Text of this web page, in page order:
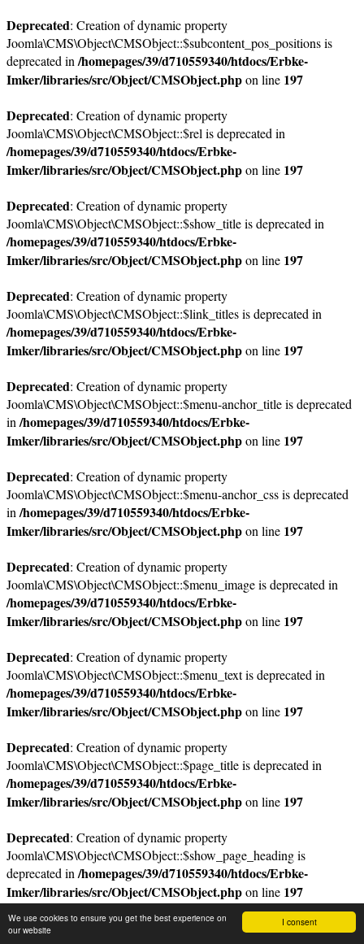
I consent
We use cookies to ensure you get the best experience on
our website
Deprecated: Creation of dynamic property
Joomla\CMS\Object\CMSObject::$subcontent_pos_positions is
deprecated in /homepages/39/d710559340/htdocs/Erbke-
Imker/libraries/src/Object/CMSObject.phpon line 197
Deprecated: Creation of dynamic property
Joomla\CMS\Object\CMSObject::$rel is deprecated in
/homepages/39/d710559340/htdocs/Erbke-
Imker/libraries/src/Object/CMSObject.phpon line 197
Deprecated: Creation of dynamic property
Joomla\CMS\Object\CMSObject::$show_title is deprecated in
/homepages/39/d710559340/htdocs/Erbke-
Imker/libraries/src/Object/CMSObject.phpon line 197
Deprecated: Creation of dynamic property
Joomla\CMS\Object\CMSObject::$link_titles is deprecated in
/homepages/39/d710559340/htdocs/Erbke-
Imker/libraries/src/Object/CMSObject.phpon line 197
Deprecated: Creation of dynamic property
Joomla\CMS\Object\CMSObject::$menu-anchor_title is deprecated
in /homepages/39/d710559340/htdocs/Erbke-
Imker/libraries/src/Object/CMSObject.phpon line 197
Deprecated: Creation of dynamic property
Joomla\CMS\Object\CMSObject::$menu-anchor_css is deprecated
in /homepages/39/d710559340/htdocs/Erbke-
Imker/libraries/src/Object/CMSObject.phpon line 197
Deprecated: Creation of dynamic property
Joomla\CMS\Object\CMSObject::$menu_image is deprecated in
/homepages/39/d710559340/htdocs/Erbke-
Imker/libraries/src/Object/CMSObject.phpon line 197
Deprecated: Creation of dynamic property
Joomla\CMS\Object\CMSObject::$menu_text is deprecated in
/homepages/39/d710559340/htdocs/Erbke-
Imker/libraries/src/Object/CMSObject.phpon line 197
Deprecated: Creation of dynamic property
Joomla\CMS\Object\CMSObject::$page_title is deprecated in
/homepages/39/d710559340/htdocs/Erbke-
Imker/libraries/src/Object/CMSObject.phpon line 197
Deprecated: Creation of dynamic property
Joomla\CMS\Object\CMSObject::$show_page_heading is
deprecated in /homepages/39/d710559340/htdocs/Erbke-
Imker/libraries/src/Object/CMSObject.phpon line 197
Deprecated : Creation of dynamic property